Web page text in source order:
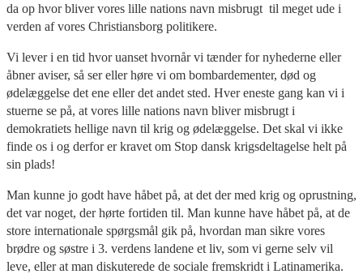
da op hvor bliver vores lille nations navn misbrugt til meget ude i
verden af vores Christiansborg politikere.
Vi lever i en tid hvor uanset hvornår vi tænder for nyhederne eller
åbner aviser, så ser eller høre vi om bombardementer, død og
ødelæggelse det ene eller det andet sted. Hver eneste gang kan vi i
stuerne se på, at vores lille nations navn bliver misbrugt i
demokratiets hellige navn til krig og ødelæggelse. Det skal vi ikke
finde os i og derfor er kravet om Stop dansk krigsdeltagelse helt på
sin plads!
Man kunne jo godt have håbet på, at det der med krig og oprustning,
det var noget, der hørte fortiden til. Man kunne have håbet på, at de
store internationale spørgsmål gik på, hvordan man sikre vores
brødre og søstre i 3. verdens landene et liv, som vi gerne selv vil
leve, eller at man diskuterede de sociale fremskridt i Latinamerika.